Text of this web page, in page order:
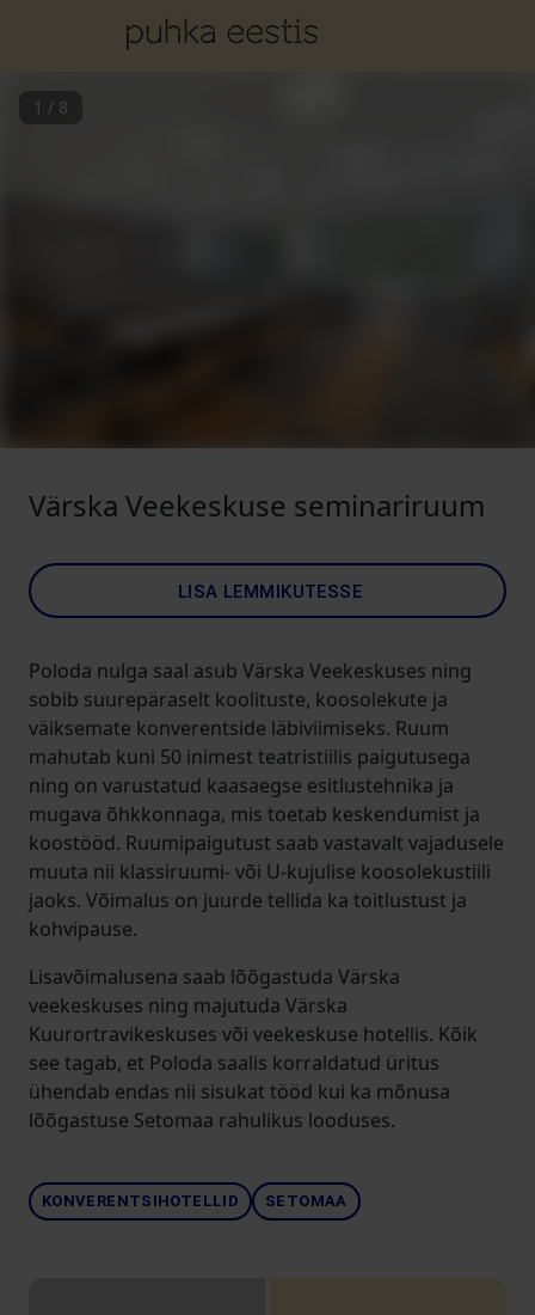
1 / 8
Värska Veekeskuse seminariruum
LISA LEMMIKUTESSE
Poloda nulga saal asub Värska Veekeskuses ning
sobib suurepäraselt koolituste, koosolekute ja
väiksemate konverentside läbiviimiseks. Ruum
mahutab kuni 50 inimest teatristiilis paigutusega
ning on varustatud kaasaegse esitlustehnika ja
mugava õhkkonnaga, mis toetab keskendumist ja
koostööd. Ruumipaigutust saab vastavalt vajadusele
muuta nii klassiruumi- või U-kujulise koosolekustiili
jaoks. Võimalus on juurde tellida ka toitlustust ja
kohvipause.
Lisavõimalusena saab lõõgastuda Värska
veekeskuses ning majutuda Värska
Kuurortravikeskuses või veekeskuse hotellis. Kõik
see tagab, et Poloda saalis korraldatud üritus
ühendab endas nii sisukat tööd kui ka mõnusa
lõõgastuse Setomaa rahulikus looduses.
KONVERENTSIHOTELLID SETOMAA